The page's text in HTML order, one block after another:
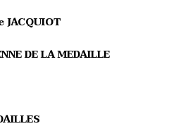
JACQUIOT
DE LA MEDAILLE